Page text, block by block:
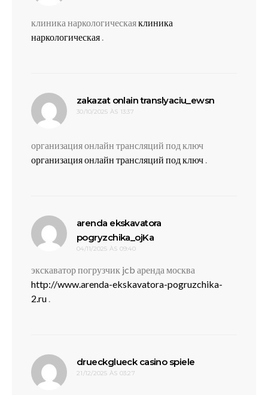
клиника наркологическаяклиника
наркологическая .
zakazat onlain translyaciu_ewsn
30/10/2025 ÀS 13:37
организация онлайн трансляций под ключ
организация онлайн трансляций под ключ .
arenda ekskavatora
pogryzchika_ojKa
04/11/2025 ÀS 09:40
экскаватор погрузчик jcb аренда москва
http://www.arenda-ekskavatora-pogruzchika-
2.ru .
drueckglueck casino spiele
21/12/2025 ÀS 03:27